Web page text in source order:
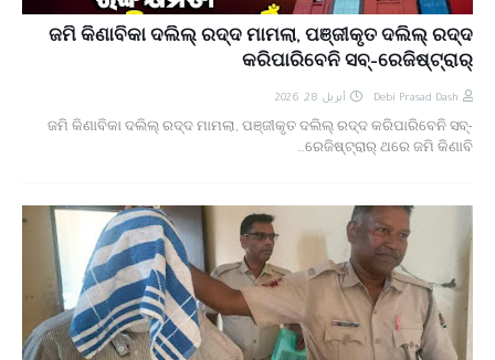
ଜମି କିଣାବିକା ଦଲିଲ୍‌ ରଦ୍ଦ ମାମଲା, ପଞ୍ଜୀକୃତ ଦଲିଲ୍‌ ରଦ୍ଦ
କରିପାରିବେନି ସବ୍‌-ରେଜିଷ୍ଟ୍ରାର୍‌
Debi Prasad Dash أبريل 28, 2026
ଜମି କିଣାବିକା ଦଲିଲ୍‌ ରଦ୍ଦ ମାମଲା, ପଞ୍ଜୀକୃତ ଦଲିଲ୍‌ ରଦ୍ଦ କରିପାରିବେନି ସବ୍‌-
ରେଜିଷ୍ଟ୍ରାର୍‌ ଥରେ ଜମି କିଣାବି…